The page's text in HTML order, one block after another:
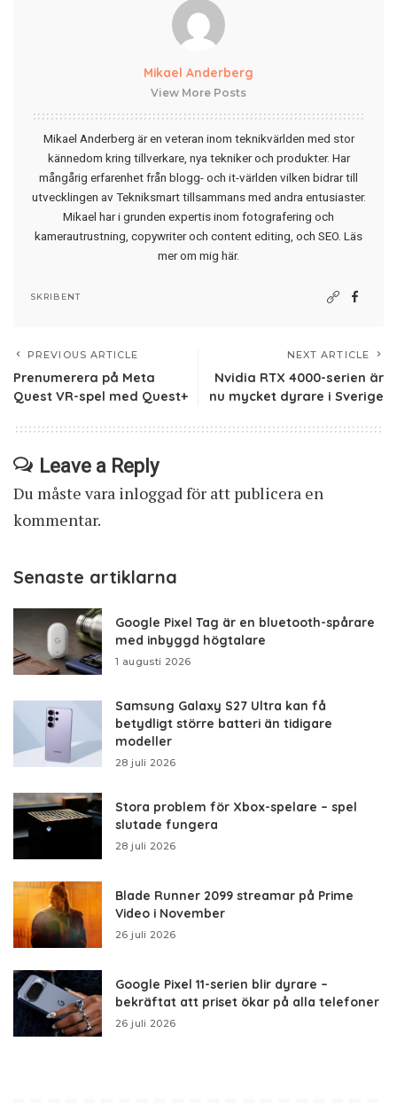
Mikael Anderberg
View More Posts
Mikael Anderberg är en veteran inom teknikvärlden med stor
kännedom kring tillverkare, nya tekniker och produkter. Har
mångårig erfarenhet från blogg- och it-världen vilken bidrar till
utvecklingen av Tekniksmart tillsammans med andra entusiaster.
Mikael har i grunden expertis inom fotografering och
kamerautrustning, copywriter och content editing, och SEO. Läs
mer om mig här.
SKRIBENT
PREVIOUS ARTICLE
Prenumerera på Meta
Quest VR-spel med Quest+
NEXT ARTICLE
Nvidia RTX 4000-serien är
nu mycket dyrare i Sverige
Leave a Reply
Du måste vara inloggad för att publicera en
kommentar.
Senaste artiklarna
Google Pixel Tag är en bluetooth-spårare
med inbyggd högtalare
1 augusti 2026
Samsung Galaxy S27 Ultra kan få
betydligt större batteri än tidigare
modeller
28 juli 2026
Stora problem för Xbox-spelare – spel
slutade fungera
28 juli 2026
Blade Runner 2099 streamar på Prime
Video i November
26 juli 2026
Google Pixel 11-serien blir dyrare –
bekräftat att priset ökar på alla telefoner
26 juli 2026